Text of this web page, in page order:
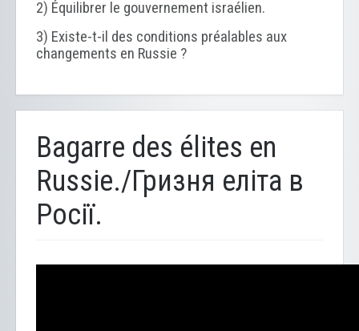
2) Équilibrer le gouvernement israélien.
3) Existe-t-il des conditions préalables aux
changements en Russie ?
Bagarre des élites en
Russie./Гризня еліта в
Росії.